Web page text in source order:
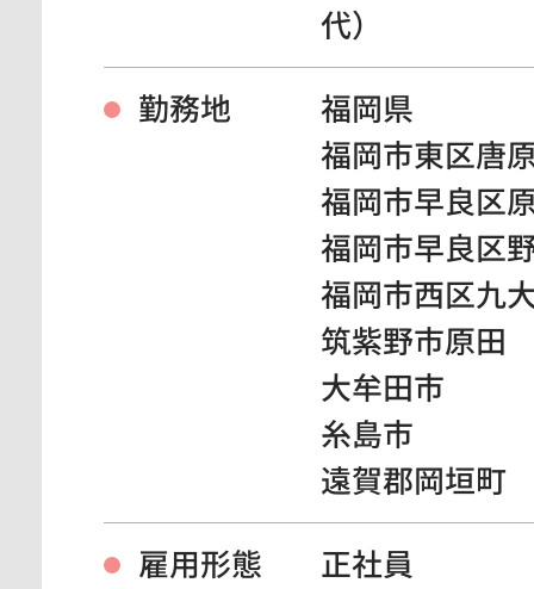
代）
勤務地
福岡県
福岡市東区唐
福岡市早良区
福岡市早良区
福岡市西区九
筑紫野市原田
大牟田市
糸島市
遠賀郡岡垣町
雇用形態
正社員